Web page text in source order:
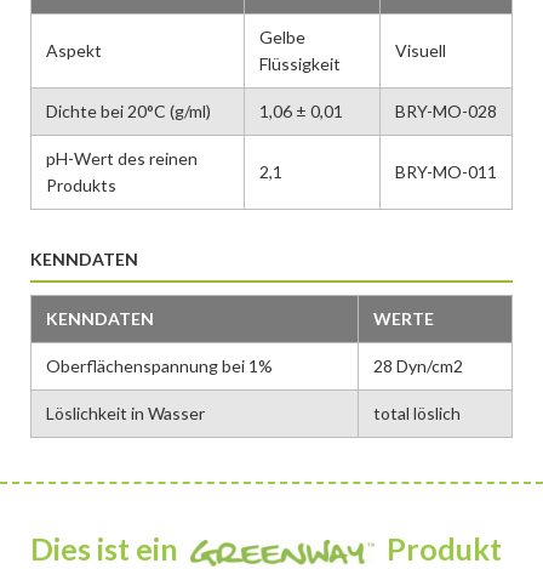
Aspekt
Gelbe
Flüssigkeit
Visuell
Dichte bei 20°C (g/ml) 1,06 ± 0,01 BRY-MO-028
pH-Wert des reinen
Produkts
2,1 BRY-MO-011
KENNDATEN
KENNDATEN WERTE
Oberflächenspannung bei 1% 28 Dyn/cm2
Löslichkeit in Wasser total löslich
Dies ist ein Produkt